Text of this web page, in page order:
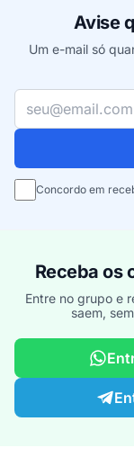
Avise
Um e-mail só
Seu e-mail
Concordo em
Receba os
Entre no grupo e
saem,